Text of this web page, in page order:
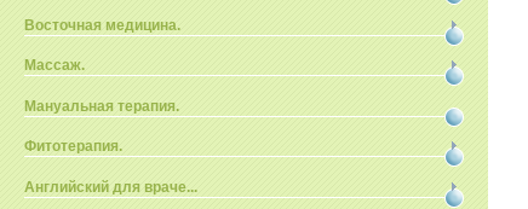
Восточная медицина.
Массаж.
Мануальная терапия.
Фитотерапия.
Английский для враче...